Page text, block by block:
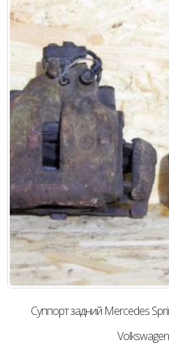
Суппорт задний Mercedes